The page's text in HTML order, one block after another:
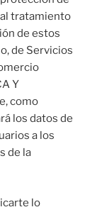
tratamiento
de estos
de Servicios
Y
como
los datos de
a los
de la
lo